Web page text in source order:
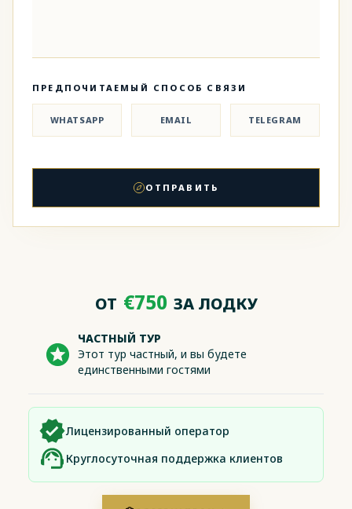
ПРЕДПОЧИТАЕМЫЙ СПОСОБ СВЯЗИ
WHATSAPP EMAIL TELEGRAM
ОТПРАВИТЬ
ОТ €750 ЗА ЛОДКУ
ЧАСТНЫЙ ТУР
Этот тур частный, и вы будете
единственными гостями
Лицензированный оператор
Круглосуточная поддержка клиентов